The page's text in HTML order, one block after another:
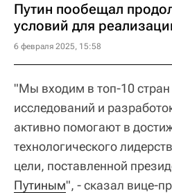
Путин пообещал
условий для
6 февраля 2025, 15:58
"Мы входим в топ-10
исследований и
активно помогают в
технологического
цели, поставленной
Путиным", - сказал вице-